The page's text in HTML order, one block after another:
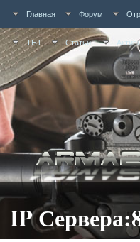
Главная Форум
ТНТ Статьи
IP